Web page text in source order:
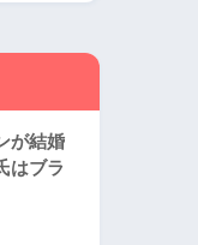
が結婚
はブラ